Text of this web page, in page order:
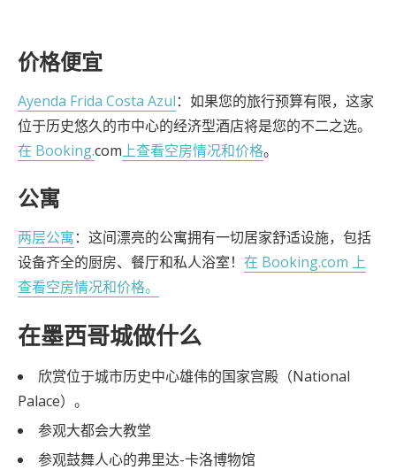
价格便宜
Ayenda Frida Costa Azul：如果您的旅行预算有限，这家
位于历史悠久的市中心的经济型酒店将是您的不二之选。
在 Booking.com上查看空房情况和价格。
公寓
两层公寓：这间漂亮的公寓拥有一切居家舒适设施，包括
设备齐全的厨房、餐厅和私人浴室！ 在 Booking.com 上
查看空房情况和价格。
在墨西哥城做什么
欣赏位于城市历史中心雄伟的国家宫殿（National
Palace）。
参观大都会大教堂
参观鼓舞人心的弗里达-卡洛博物馆